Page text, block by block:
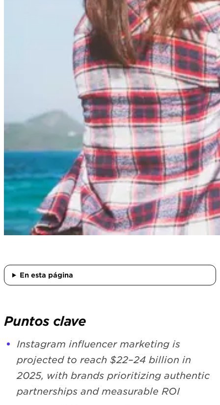
En esta página
Puntos clave
Instagram influencer marketing is
projected to reach $22–24 billion in
2025, with brands prioritizing authentic
partnerships and measurable ROI